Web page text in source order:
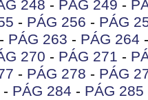
248 - PÁG 249 -
- PÁG 256 - PÁG
- PÁG 263 - PÁG 264
270 - PÁG 271 -
- PÁG 278 - PÁG
- PÁG 284 - PÁG 285